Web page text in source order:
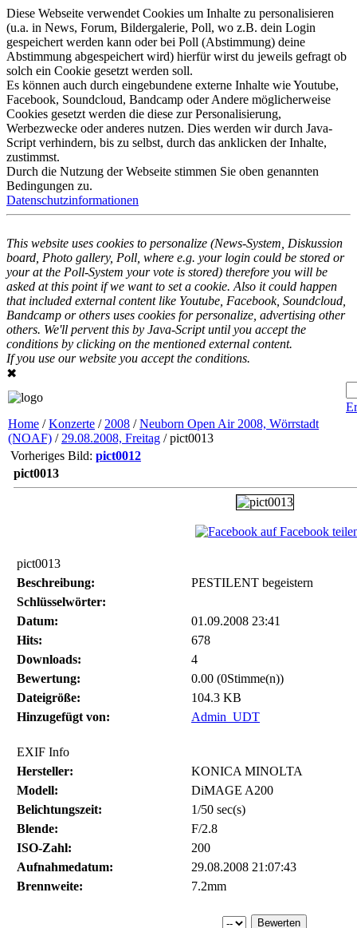
Diese Webseite verwendet Cookies um Inhalte zu personalisieren
(u.a. in News, Forum, Bildergalerie, Poll, wo z.B. dein Login
gespeichert werden kann oder bei Poll (Abstimmung) deine
Abstimmung abgespeichert wird) hierfür wirst du jeweils gefragt ob
solch ein Cookie gesetzt werden soll.
Es können auch durch eingebundene externe Inhalte wie Youtube,
Facebook, Soundcloud, Bandcamp oder Andere möglicherweise
Cookies gesetzt werden die diese zur Personalisierung,
Werbezwecke oder anderes nutzen. Dies werden wir durch Java-
Script verhindern, bis zu selbst, durch das anklicken der Inhalte,
zustimmst.
Durch die Nutzung der Webseite stimmen Sie oben genannten
Bedingungen zu.
Datenschutzinformationen
This website uses cookies to personalize (News-System, Diskussion
board, Photo gallery, Poll, where e.g. your login could be stored or
your at the Poll-System your vote is stored) therefore you will be
asked at this point if we want to set a cookie. Also it could happen
that included external content like Youtube, Facebook, Soundcloud,
Bandcamp or others uses cookies for personalize, advertising other
others. We'll pervent this by Java-Script until you accept the
conditions by clicking on the mentioned external content.
If you use our website you accept the conditions.
✖
Home /Konzerte / 2008 /Neuborn Open Air 2008, Wörrstadt
(NOAF) / 29.08.2008, Freitag / pict0013
Vorheriges Bild: pict0012
pict0013
auf Facebook
pict0013
Beschreibung:
PESTILENT begeistern
Schlüsselwörter:
Datum:
01.09.2008 23:41
Hits:
678
Downloads:
4
Bewertung:
0.00 (0Stimme(n))
Dateigröße:
104.3 KB
Hinzugefügt von:
Admin_UDT
EXIF Info
Hersteller:
KONICA MINOLTA
Modell:
DiMAGE A200
Belichtungszeit:
1/50 sec(s)
Blende:
F/2.8
ISO-Zahl:
200
Aufnahmedatum:
29.08.2008 21:07:43
Brennweite:
7.2mm